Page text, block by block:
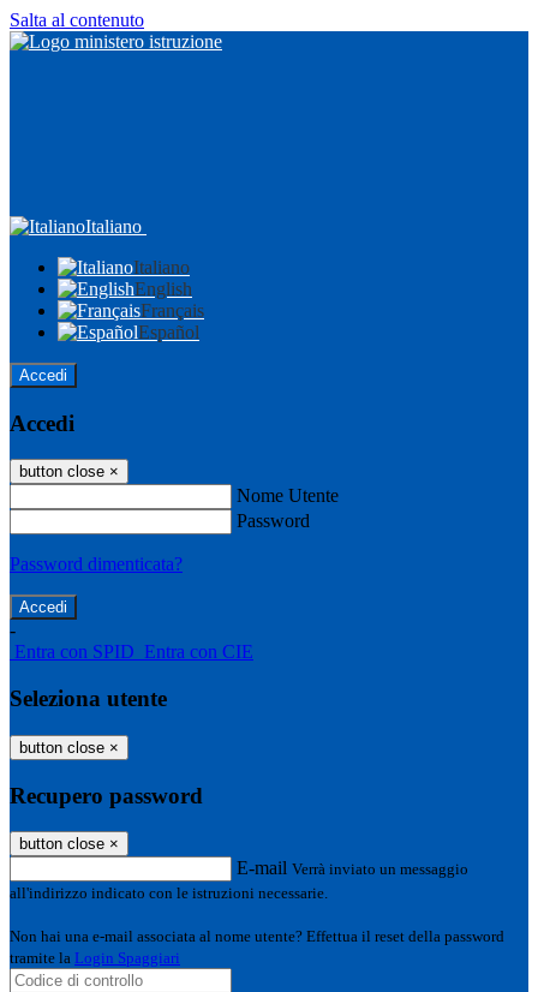
Salta al contenuto
Italiano
Italiano
English
Français
Español
Accedi
Accedi
button close ×
Nome Utente
Password
Password dimenticata?
-
Entra con SPID Entra con CIE
Seleziona utente
button close ×
Recupero password
button close ×
E-mail Verrà inviato un messaggio
all'indirizzo indicato con le istruzioni necessarie.
Non hai una e-mail associata al nome utente? Effettua il reset della password
tramite la Login Spaggiari